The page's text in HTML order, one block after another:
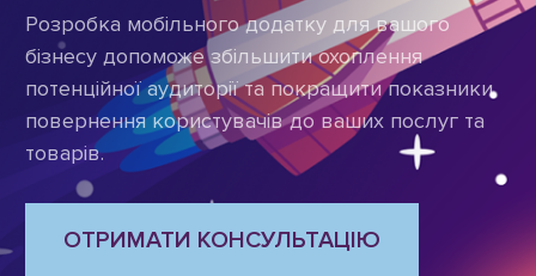
Розробка мобільного додатку для вашого
бізнесу допоможе збільшити охоплення
потенційної аудиторії та покращити показники
повернення користувачів до ваших послуг та
товарів.
ОТРИМАТИ КОНСУЛЬТАЦІЮ
+